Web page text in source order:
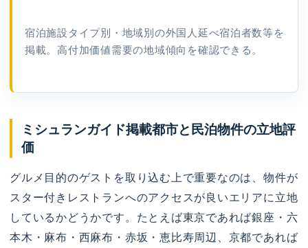
宿泊施設タイプ別・地域別の外国人延べ宿泊者数等を
掲載。高付加価値需要の地域傾向を確認できる。
ミシュランガイド掲載都市と民泊物件の立地評
価
グルメ目的のゲストを取り込む上で重要なのは、物件が
スター付きレストランへのアクセスが良いエリアに立地
しているかどうかです。たとえば東京であれば銀座・六
本木・麻布・西麻布・赤坂・恵比寿周辺、京都であれば